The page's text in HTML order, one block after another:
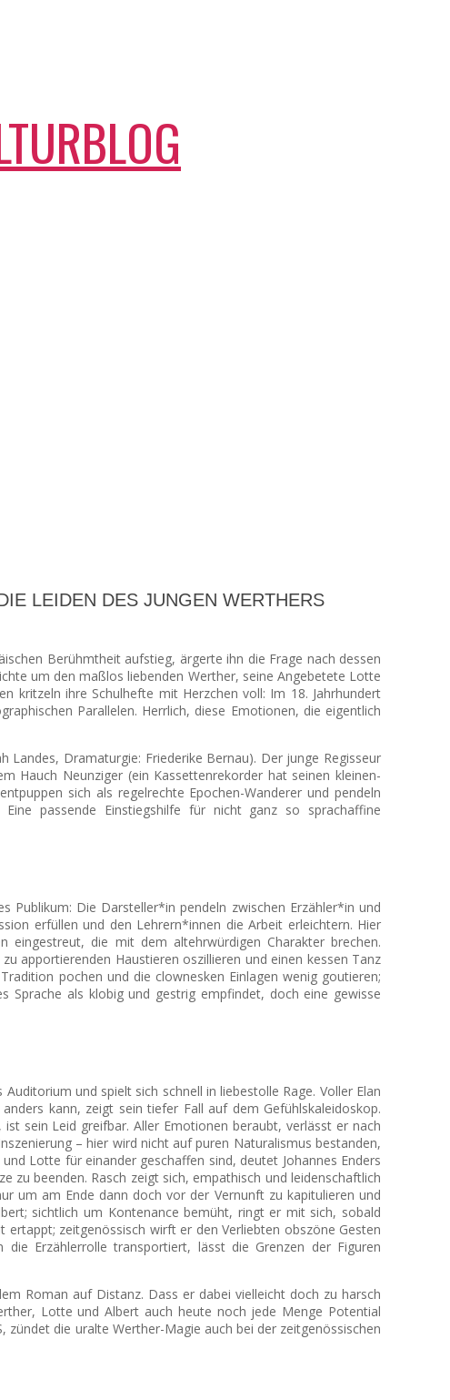
LEIDEN DES JUNGEN WERTHERS
Berühmtheit aufstieg, ärgerte ihn die Frage nach dessen
um den maßlos liebenden Werther, seine Angebetete Lotte
kritzeln ihre Schulhefte mit Herzchen voll: Im 18. Jahrhundert
Parallelen. Herrlich, diese Emotionen, die eigentlich
Landes, Dramaturgie: Friederike Bernau). Der junge Regisseur
Hauch Neunziger (ein Kassettenrekorder hat seinen kleinen-
sich als regelrechte Epochen-Wanderer und pendeln
passende Einstiegshilfe für nicht ganz so sprachaffine
Publikum: Die Darsteller*in pendeln zwischen Erzähler*in und
erfüllen und den Lehrern*innen die Arbeit erleichtern. Hier
eingestreut, die mit dem altehrwürdigen Charakter brechen.
apportierenden Haustieren oszillieren und einen kessen Tanz
pochen und die clownesken Einlagen wenig goutieren;
Sprache als klobig und gestrig empfindet, doch eine gewisse
und spielt sich schnell in liebestolle Rage. Voller Elan
kann, zeigt sein tiefer Fall auf dem Gefühlskaleidoskop.
sein Leid greifbar. Aller Emotionen beraubt, verlässt er nach
– hier wird nicht auf puren Naturalismus bestanden,
Lotte für einander geschaffen sind, deutet Johannes Enders
zu beenden. Rasch zeigt sich, empathisch und leidenschaftlich
um am Ende dann doch vor der Vernunft zu kapitulieren und
sichtlich um Kontenance bemüht, ringt er mit sich, sobald
zeitgenössisch wirft er den Verliebten obszöne Gesten
Erzählerrolle transportiert, lässt die Grenzen der Figuren
Roman auf Distanz. Dass er dabei vielleicht doch zu harsch
Lotte und Albert auch heute noch jede Menge Potential
zündet die uralte Werther-Magie auch bei der zeitgenössischen